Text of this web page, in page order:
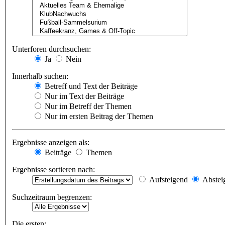
Unterforen durchsuchen:
Ja
Nein
Innerhalb suchen:
Betreff und Text der Beiträge
Nur im Text der Beiträge
Nur im Betreff der Themen
Nur im ersten Beitrag der Themen
Ergebnisse anzeigen als:
Beiträge
Themen
Ergebnisse sortieren nach:
Aufsteigend
Suchzeitraum begrenzen: